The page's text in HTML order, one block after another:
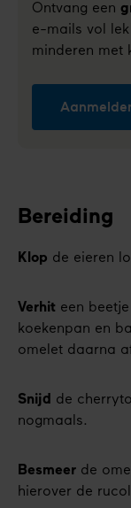
Ontvang een
e-mails vol
minderen met
Bereiding
Klop de eieren
Verhit een
koekenpan en
omelet daarna
Snijd de
nogmaals.
Besmeer de
hierover de